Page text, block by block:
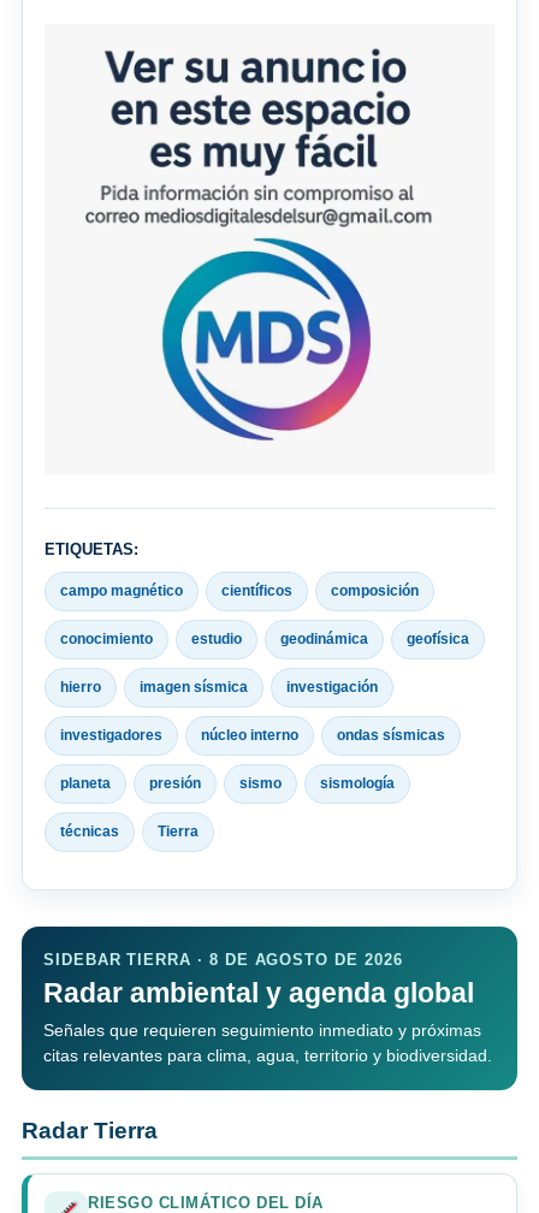
ETIQUETAS:
campo magnético científicos composición
conocimiento estudio geodinámica geofísica
hierro imagen sísmica investigación
investigadores núcleo interno ondas sísmicas
planeta presión sismo sismología
técnicas Tierra
SIDEBAR TIERRA · 8 DE AGOSTO DE 2026
Radar ambiental y agenda global
Señales que requieren seguimiento inmediato y próximas
citas relevantes para clima, agua, territorio y biodiversidad.
Radar Tierra
RIESGO CLIMÁTICO DEL DÍA